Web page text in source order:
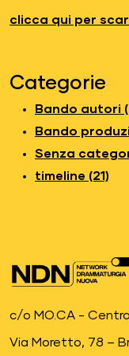
Categorie
Bando autori
Bando
Senza
timeline (21)
clicca qui per
c/o MO.CA -
Via Moretto, 78 –